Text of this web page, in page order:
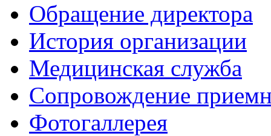
Обращение директора
История организации
Медицинская служба
Сопровождение
Фотогаллерея